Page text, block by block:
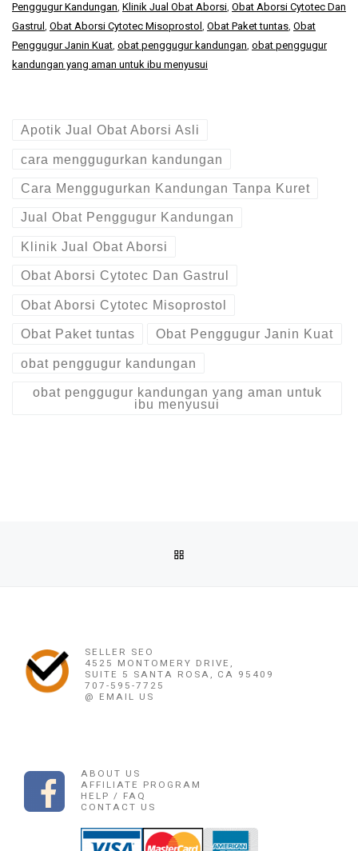
Penggugur Kandungan, Klinik Jual Obat Aborsi, Obat Aborsi Cytotec Dan
Gastrul , Obat Aborsi Cytotec Misoprostol , Obat Paket tuntas, Obat
Penggugur Janin Kuat, obat penggugur kandungan, obat penggugur
kandungan yang aman untuk ibu menyusui
Apotik Jual Obat Aborsi Asli
cara menggugurkan kandungan
Cara Menggugurkan Kandungan Tanpa Kuret
Jual Obat Penggugur Kandungan
Klinik Jual Obat Aborsi
Obat Aborsi Cytotec Dan Gastrul
Obat Aborsi Cytotec Misoprostol
Obat Paket tuntas Obat Penggugur Janin Kuat
obat penggugur kandungan
obat penggugur kandungan yang aman untuk
ibu menyusui
SELLER SEO
4525 MONTOMERY DRIVE,
SUITE 5 SANTA ROSA, CA 95409
707-595-7725
@ EMAIL US
ABOUT US
AFFILIATE PROGRAM
HELP / FAQ
CONTACT US